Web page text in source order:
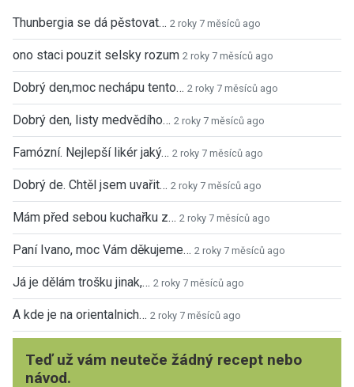
Thunbergia se dá pěstovat… 2 roky 7 měsíců ago
ono staci pouzit selsky rozum 2 roky 7 měsíců ago
Dobrý den,moc nechápu tento… 2 roky 7 měsíců ago
Dobrý den, listy medvědího… 2 roky 7 měsíců ago
Famózní. Nejlepší likér jaký… 2 roky 7 měsíců ago
Dobrý de. Chtěl jsem uvařit… 2 roky 7 měsíců ago
Mám před sebou kuchařku z… 2 roky 7 měsíců ago
Paní Ivano, moc Vám děkujeme… 2 roky 7 měsíců ago
Já je dělám trošku jinak,… 2 roky 7 měsíců ago
A kde je na orientalnich… 2 roky 7 měsíců ago
Teď už vám neuteče žádný recept nebo
návod.